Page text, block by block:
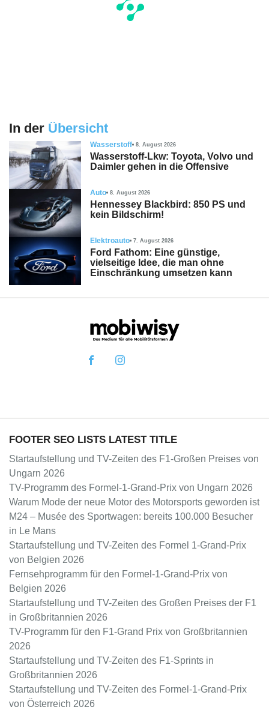
In der Übersicht
Wasserstoff 8. August 2026
Wasserstoff-Lkw: Toyota, Volvo und
Daimler gehen in die Offensive
Auto 8. August 2026
Hennessey Blackbird: 850 PS und
kein Bildschirm!
Elektroauto 7. August 2026
Ford Fathom: Eine günstige,
vielseitige Idee, die man ohne
Einschränkung umsetzen kann
FOOTER SEO LISTS LATEST TITLE
Startaufstellung und TV-Zeiten des F1-Großen Preises von
Ungarn 2026
TV-Programm des Formel-1-Grand-Prix von Ungarn 2026
Warum Mode der neue Motor des Motorsports geworden ist
M24 – Musée des Sportwagen: bereits 100.000 Besucher
in Le Mans
Startaufstellung und TV-Zeiten des Formel 1-Grand-Prix
von Belgien 2026
Fernsehprogramm für den Formel-1-Grand-Prix von
Belgien 2026
Startaufstellung und TV-Zeiten des Großen Preises der F1
in Großbritannien 2026
TV-Programm für den F1-Grand Prix von Großbritannien
2026
Startaufstellung und TV-Zeiten des F1-Sprints in
Großbritannien 2026
Startaufstellung und TV-Zeiten des Formel-1-Grand-Prix
von Österreich 2026